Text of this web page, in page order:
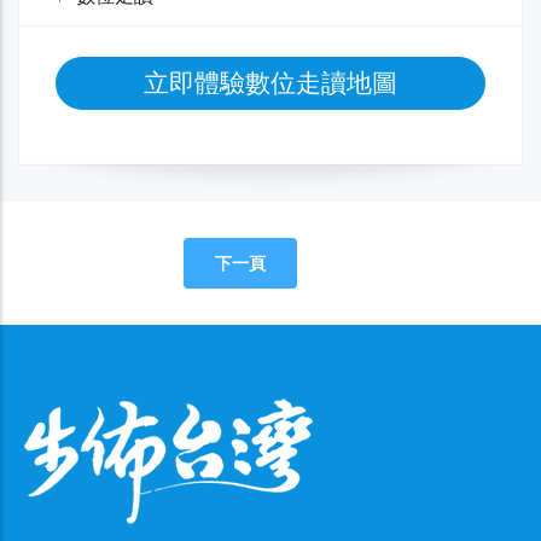
立即體驗數位走讀地圖
下一頁